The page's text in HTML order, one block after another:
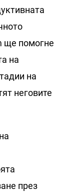
ще помогне
на
на
неговите
през